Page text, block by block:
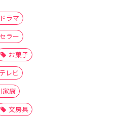
ラマ
ラー
お菓子
テレビ
家康
文房具